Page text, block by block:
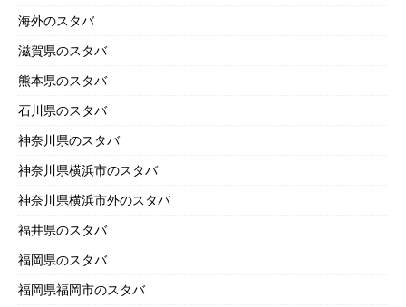
海外のスタバ
滋賀県のスタバ
熊本県のスタバ
石川県のスタバ
神奈川県のスタバ
神奈川県横浜市のスタバ
神奈川県横浜市外のスタバ
福井県のスタバ
福岡県のスタバ
福岡県福岡市のスタバ